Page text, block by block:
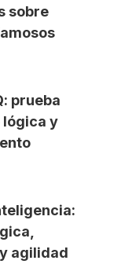
sobre
prueba
lógica y
agilidad